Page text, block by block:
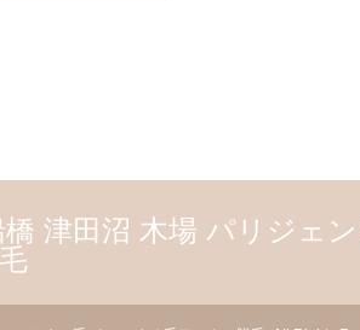
津田沼 木場 パリジェ